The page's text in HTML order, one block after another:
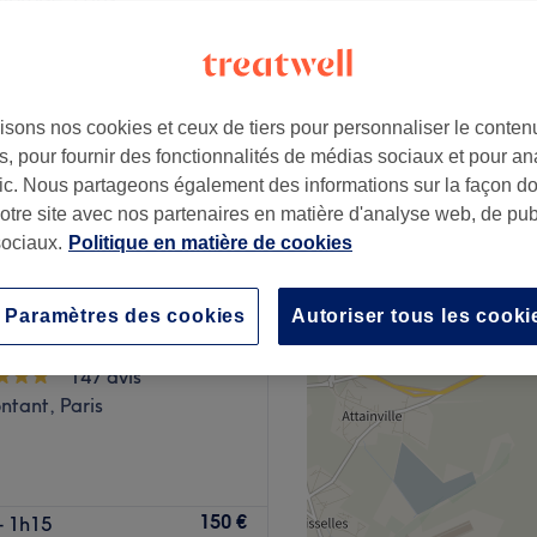
29 €
venez découvrir
KBL Naturel Beauty
Paris - Renata
- Kobido
147 avis
Paris
1h15
150 €
nos cookies et ceux de tiers pour personnaliser le
pour fournir des fonctionnalités de médias sociaux et pour
Nous partageons également des informations sur la façon
site avec nos partenaires en matière d'analyse web, de
Politique en matière de cookies
Autoriser tous les
Paramètres des cookies